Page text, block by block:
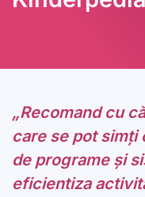
„Recomand cu
care se pot simți
de programe și
eficientiza